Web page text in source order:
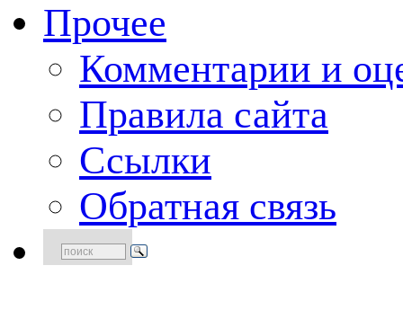
Прочее
Комментарии и
Правила сайта
Ссылки
Обратная связь